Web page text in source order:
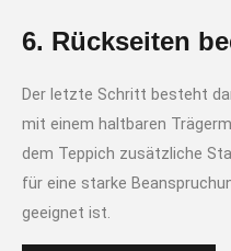
6. Rückseiten
Der letzte Schritt besteht
mit einem haltbaren
dem Teppich zusätzliche
für eine starke
geeignet ist.